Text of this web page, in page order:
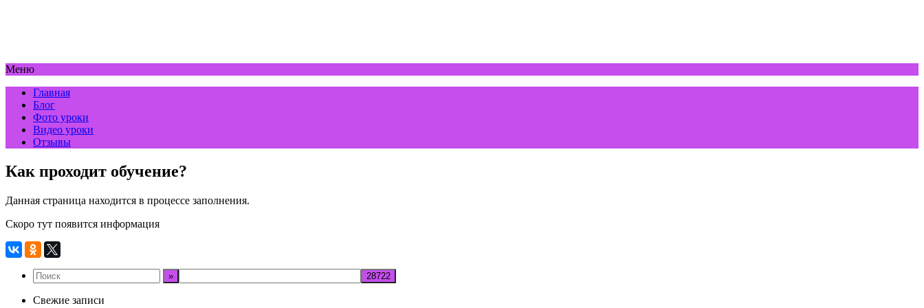
Меню
Главная
Блог
Фото уроки
Видео уроки
Отзывы
Как проходит обучение?
Данная страница находится в процессе заполнения.
Скоро тут появится информация
Свежие записи